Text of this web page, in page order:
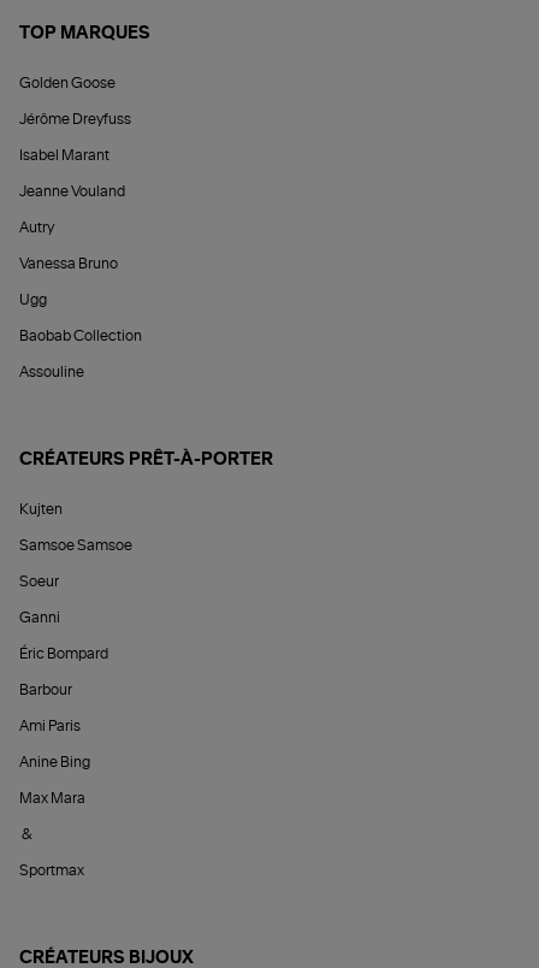
TOP MARQUES
Golden Goose
Jérôme Dreyfuss
Isabel Marant
Jeanne Vouland
Autry
Vanessa Bruno
Ugg
Baobab Collection
Assouline
CRÉATEURS PRÊT-À-PORTER
Kujten
Samsoe Samsoe
Soeur
Ganni
Éric Bompard
Barbour
Ami Paris
Anine Bing
Max Mara
&
Sportmax
CRÉATEURS BIJOUX